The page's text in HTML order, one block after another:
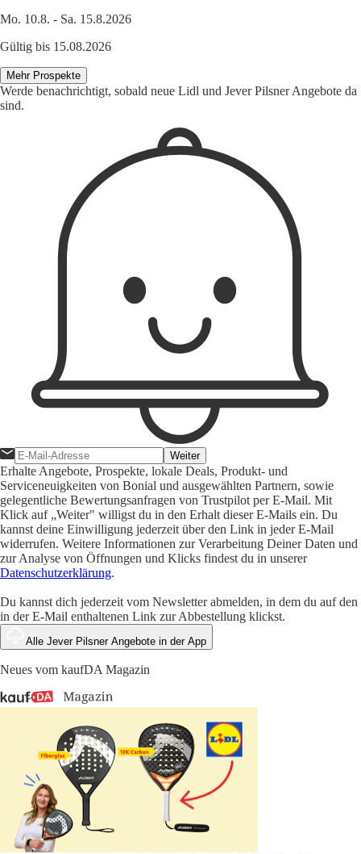
Mo. 10.8. - Sa. 15.8.2026
Gültig bis 15.08.2026
Mehr Prospekte
Werde benachrichtigt, sobald neue Lidl und Jever Pilsner Angebote da
sind.
Weiter
Erhalte Angebote, Prospekte, lokale Deals, Produkt- und
Serviceneuigkeiten von Bonial und ausgewählten Partnern, sowie
gelegentliche Bewertungsanfragen von Trustpilot per E-Mail. Mit
Klick auf „Weiter" willigst du in den Erhalt dieser E-Mails ein. Du
kannst deine Einwilligung jederzeit über den Link in jeder E-Mail
widerrufen. Weitere Informationen zur Verarbeitung Deiner Daten und
zur Analyse von Öffnungen und Klicks findest du in unserer
Datenschutzerklärung.
Du kannst dich jederzeit vom Newsletter abmelden, in dem du auf den
in der E-Mail enthaltenen Link zur Abbestellung klickst.
Alle Jever Pilsner Angebote in der App
Neues vom kaufDA Magazin